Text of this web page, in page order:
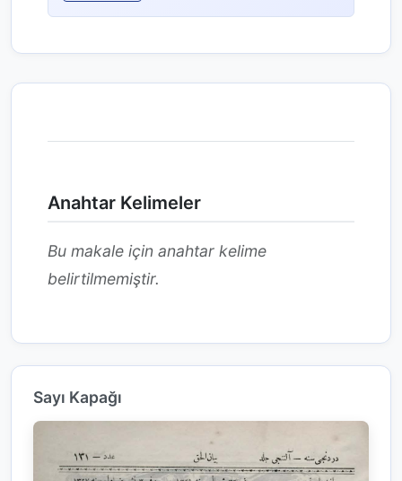
Anahtar Kelimeler
Bu makale için anahtar kelime
belirtilmemiştir.
Sayı Kapağı